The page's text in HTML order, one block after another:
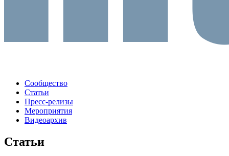
Сообщество
Статьи
Пресс-релизы
Мероприятия
Видеоархив
Статьи